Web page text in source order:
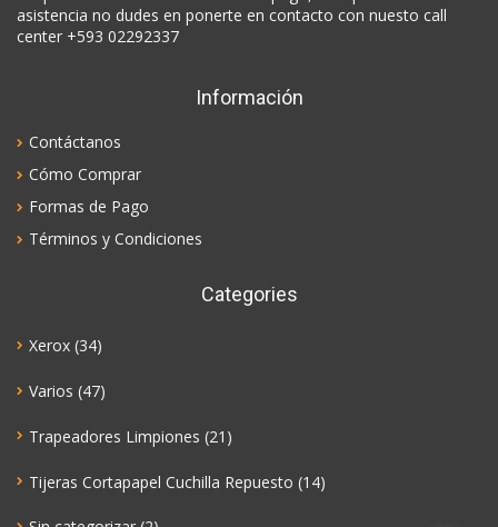
asistencia no dudes en ponerte en contacto con nuesto call
center +593 02292337
Información
Contáctanos
Cómo Comprar
Formas de Pago
Términos y Condiciones
Categories
Xerox (34)
Varios (47)
Trapeadores Limpiones (21)
Tijeras Cortapapel Cuchilla Repuesto (14)